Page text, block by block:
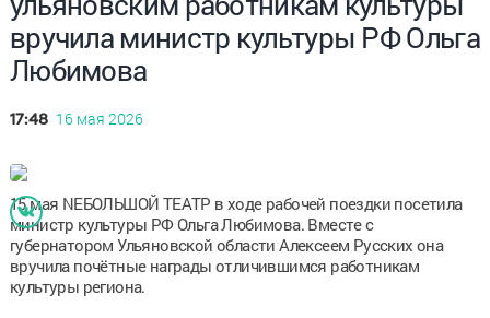
вручила министр культуры РФ Ольга
Любимова
17:48 16 мая 2026
15 мая NEБОЛЬШОЙ ТЕАТР в ходе рабочей поездки посетила
министр культуры РФ Ольга Любимова. Вместе с
губернатором Ульяновской области Алексеем Русских она
вручила почётные награды отличившимся работникам
культуры региона.